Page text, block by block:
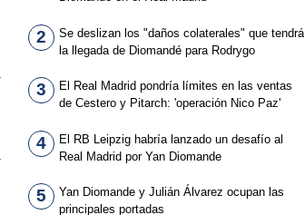
2
Se deslizan los "daños colaterales" que tendrá
la llegada de Diomandé para Rodrygo
3
El Real Madrid pondría límites en las ventas
de Cestero y Pitarch: 'operación Nico Paz'
4
El RB Leipzig habría lanzado un desafío al
Real Madrid por Yan Diomande
5
Yan Diomande y Julián Álvarez ocupan las
principales portadas